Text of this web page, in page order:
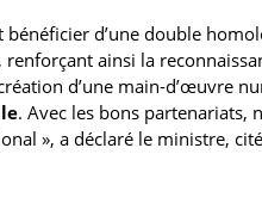
d’une double
ainsi la
d’une main-d’œuvre
. Avec les bons partenariats,
», a déclaré le ministre,